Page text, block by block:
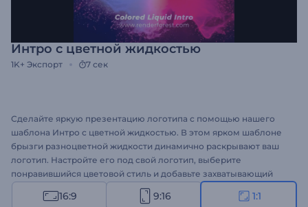
Интро с цветной жидкостью
1K+ Экспорт 7 сек
Сделайте яркую презентацию логотипа с помощью нашего
шаблона Интро с цветной жидкостью. В этом ярком шаблоне
брызги разноцветной жидкости динамично раскрывают ваш
логотип. Настройте его под свой логотип, выберите
понравившийся цветовой стиль и добавьте захватывающий
музыкальный трек, чтобы привлечь внимание зрителей с
самого начала. Идеально подходит для продвижения товаров
16:9 9:16 1:1